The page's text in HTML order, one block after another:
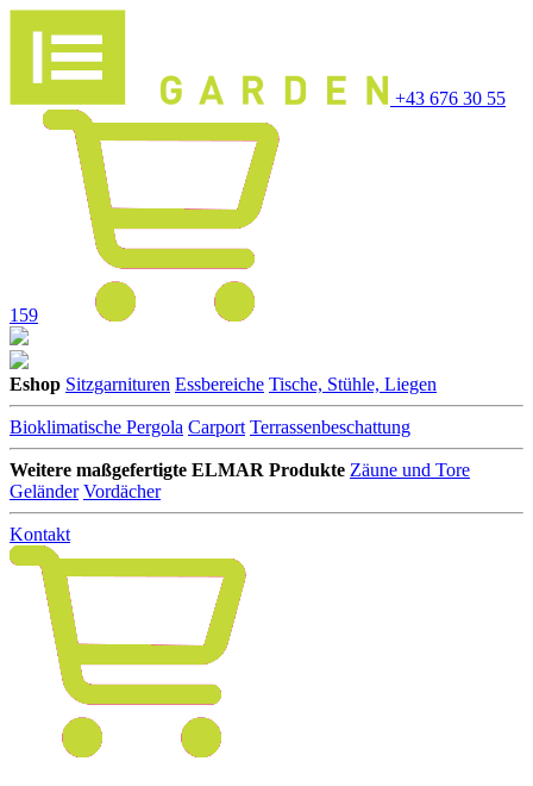
+43 676 30 55
159
Eshop Sitzgarnituren Essbereiche Tische, Stühle, Liegen
Bioklimatische Pergola Carport Terrassenbeschattung
Weitere maßgefertigte ELMAR Produkte Zäune und Tore
Geländer Vordächer
Kontakt